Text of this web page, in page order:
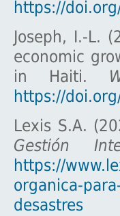
https://
Joseph, I.-L.
economic
in Haiti.
https://
Lexis S.A.
Gestión
https://
organica-
desastres